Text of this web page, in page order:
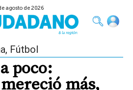
agosto de 2026
, Fútbol
poco:
más,